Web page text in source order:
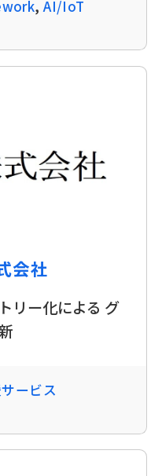
,AI/IoT
会社
リー化による グ
ービス